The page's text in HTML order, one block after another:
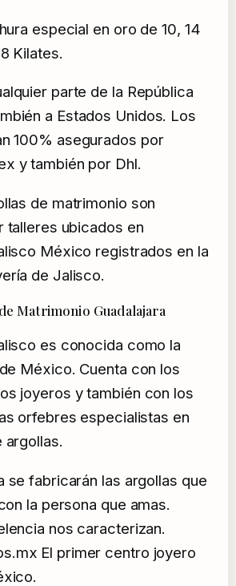
especial en oro de 10, 14
Kilates.
parte de la República
a Estados Unidos. Los
100% asegurados por
y también por Dhl.
de matrimonio son
talleres ubicados en
México registrados en la
de Jalisco.
Matrimonio Guadalajara
es conocida como la
México. Cuenta con los
joyeros y también con los
orfebres especialistas en
se fabricarán las argollas que
la persona que amas.
nos caracterizan.
El primer centro joyero